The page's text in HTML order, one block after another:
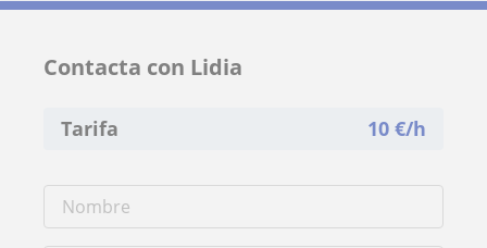
Contacta con Lidia
Tarifa 10 €/h